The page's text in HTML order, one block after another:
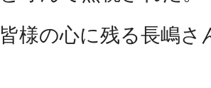
皆様の心に残る長嶋